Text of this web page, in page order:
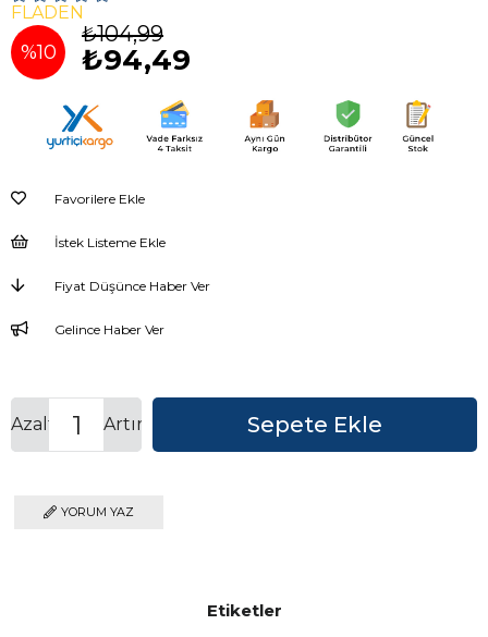
FLADEN
%10
İndirim
₺104,99
₺94,49
Favorilere Ekle
İstek Listeme Ekle
Fiyat Düşünce Haber Ver
Gelince Haber Ver
Artır
Azalt
YORUM YAZ
Etiketler